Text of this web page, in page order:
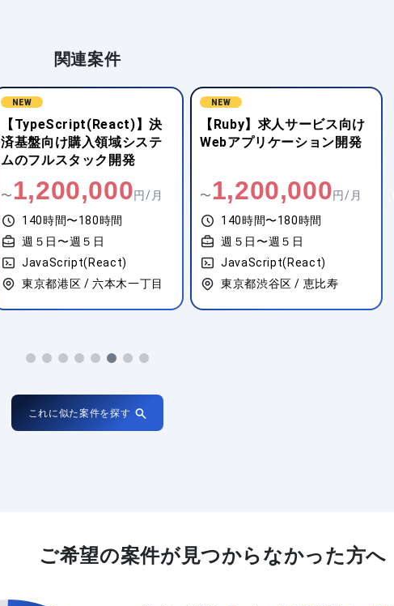
関連案件
NEW
【TypeScript(React)】決
済基盤向け購入領域システ
ムのフルスタック開発
〜 1,200,000円/月
140時間〜180時間
週５日〜週５日
JavaScript(React)
東京都港区 / 六本木一丁目
NEW
【Ruby】求人サービス向け
Webアプリケーション開発
〜 1,200,000円/月
140時間〜180時間
週５日〜週５日
JavaScript(React)
東京都渋谷区 / 恵比寿
これに似た案件を探す
ご希望の案件が見つからなかった方へ